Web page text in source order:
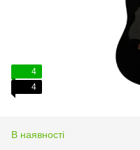
4
4
В наявності